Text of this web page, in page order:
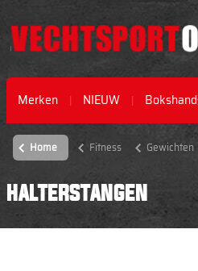
Merken NIEUW
Home Fitness Gewichten
HALTERSTANGEN